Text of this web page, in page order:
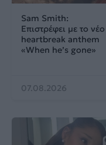
Sam Smith:
Επιστρέφει με το νέο
heartbreak anthem
«When he’s gone»
07.08.2026